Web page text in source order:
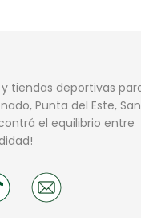
tiendas deportivas
Punta del Este, San
el equilibrio entre